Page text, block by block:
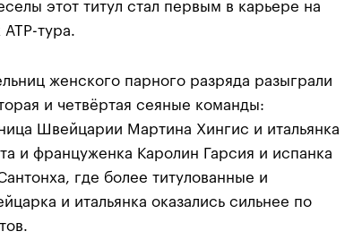
этот титул стал первым в карьере на
АТР-тура.
женского парного разряда разыграли
и четвёртая сеяные команды:
Швейцарии Мартина Хингис и итальянка
и француженка Каролин Гарсия и испанка
где более титулованные и
и итальянка оказались сильнее по